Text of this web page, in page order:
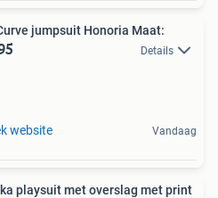
jumpsuit Honoria Maat:
Details
website Vandaag
playsuit met overslag met print